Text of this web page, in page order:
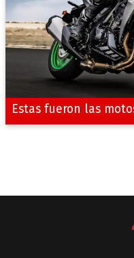
Estas fueron las